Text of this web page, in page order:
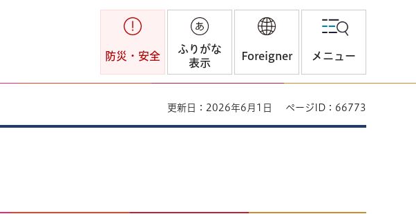
防災・安全
ふりがな
表示
Foreigner メニュー
更新日：2026年6月1日 ページID：66773